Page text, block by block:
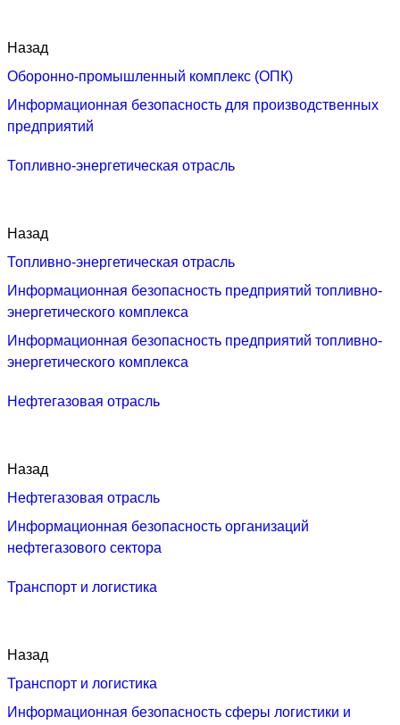
Назад
Оборонно-промышленный комплекс (ОПК)
Информационная безопасность для производственных
предприятий
Топливно-энергетическая отрасль
Назад
Топливно-энергетическая отрасль
Информационная безопасность предприятий топливно-
энергетического комплекса
Информационная безопасность предприятий топливно-
энергетического комплекса
Нефтегазовая отрасль
Назад
Нефтегазовая отрасль
Информационная безопасность организаций
нефтегазового сектора
Транспорт и логистика
Назад
Транспорт и логистика
Информационная безопасность сферы логистики и